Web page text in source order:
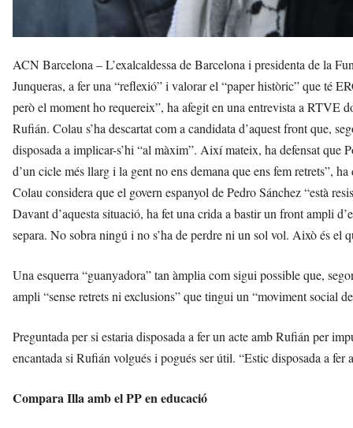
ACN Barcelona – L’exalcaldessa de Barcelona i presidenta de la
Junqueras, a fer una “reflexió” i valorar el “paper històric” que té
però el moment ho requereix”, ha afegit en una entrevista a RTVE
Rufián. Colau s’ha descartat com a candidata d’aquest front que,
disposada a implicar-s’hi “al màxim”. Així mateix, ha defensat que
d’un cicle més llarg i la gent no ens demana que ens fem retrets”, ha
Colau considera que el govern espanyol de Pedro Sánchez “està
Davant d’aquesta situació, ha fet una crida a bastir un front ampli
separa. No sobra ningú i no s’ha de perdre ni un sol vol. Això és el
Una esquerra “guanyadora” tan àmplia com sigui possible que,
ampli “sense retrets ni exclusions” que tingui un “moviment social
Preguntada per si estaria disposada a fer un acte amb Rufián per
encantada si Rufián volgués i pogués ser útil. “Estic disposada a fer
Compara Illa amb el PP en educació